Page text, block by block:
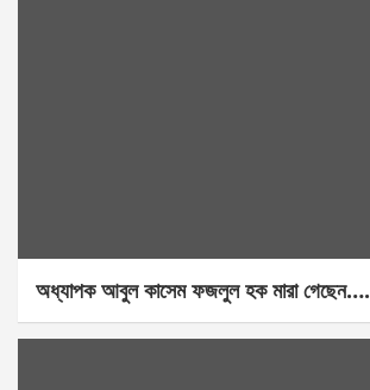
অধ্যাপক আবুল কাসেম ফজলুল হক মারা গেছেন….